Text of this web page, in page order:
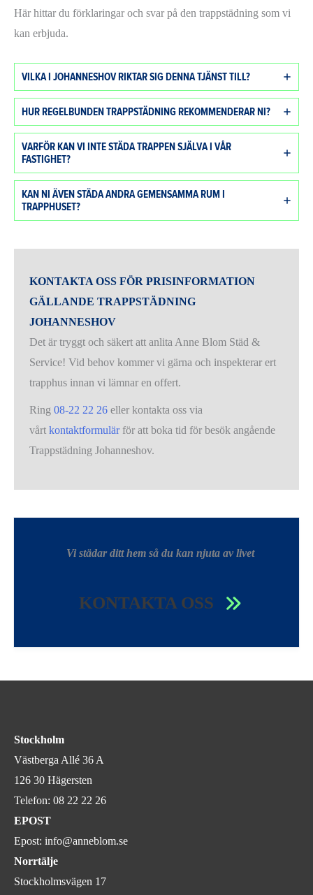
Här hittar du förklaringar och svar på den trappstädning som vi
kan erbjuda.
VILKA I JOHANNESHOV RIKTAR SIG DENNA TJÄNST TILL?
HUR REGELBUNDEN TRAPPSTÄDNING REKOMMENDERAR NI?
VARFÖR KAN VI INTE STÄDA TRAPPEN SJÄLVA I VÅR
FASTIGHET?
KAN NI ÄVEN STÄDA ANDRA GEMENSAMMA RUM I
TRAPPHUSET?
KONTAKTA OSS FÖR PRISINFORMATION
GÄLLANDE TRAPPSTÄDNING
JOHANNESHOV
Det är tryggt och säkert att anlita Anne Blom Städ &
Service! Vid behov kommer vi gärna och inspekterar ert
trapphus innan vi lämnar en offert.
Ring08-22 22 26 eller kontakta oss via
vårtkontaktformulärför att boka tid för besök angående
Trappstädning Johanneshov.
Vi städar ditt hem så du kan njuta av livet
KONTAKTA OSS
Stockholm
Västberga Allé 36 A
126 30 Hägersten
Telefon: 08 22 22 26
EPOST
Epost: info@anneblom.se
Norrtälje
Stockholmsvägen 17